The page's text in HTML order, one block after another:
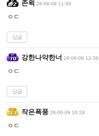
존윅 26-06-09 11:06
ㅇㄷ
답글
강한나약한너 26-06-09 12:36
ㅇㄷ
답글
작은폭풍 26-06-09 16:24
ㅇㄷ